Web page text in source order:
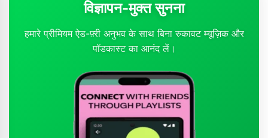
विज्ञापन-मुक्त सुनना
हमारे प्रीमियम ऐड-फ़्री अनुभव के साथ बिना रुकावट म्यूज़िक और
पॉडकास्ट का आनंद लें।